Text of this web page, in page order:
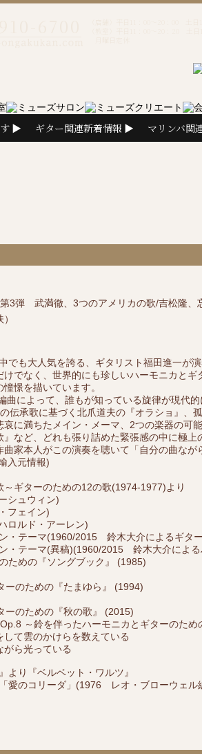
ギター関連新着情報 マリンバ関
3弾 武満徹、3つのアメリカの歌/吉松隆
でも大人気を誇る、ギタリスト福田進一が
けでなく、世界的にも珍しいハーモニカと
憬を描いています。
曲によって、誰もが知っている旋律が現代
伝承歌に基づく北爪道夫の『オラショ』、
哀に満ちたメイン・メーマ、2つの楽器の可
など、どれも張り詰めた緊張感の中に極
家本人がこの演奏を聴いて「自分の曲な
入元情報)
ギターのための12の歌(1974-1977)より
シュウィン)
フェイン)
ロルド・アーレン)
・テーマ(1960/2015 鈴木大介によるギタ
・テーマ(異稿)(1960/2015 鈴木大介によ
ための『ソングブック』 (1985)
ーのための『たまゆら』 (1994)
ーのための『秋の歌』 (2015)
～鈴を伴ったハーモニカとギターのため
て雲のかけらを数えている
がら光っている
より『ベルベット・ワルツ』
愛のコリーダ」(1976 レオ・ブローウェル